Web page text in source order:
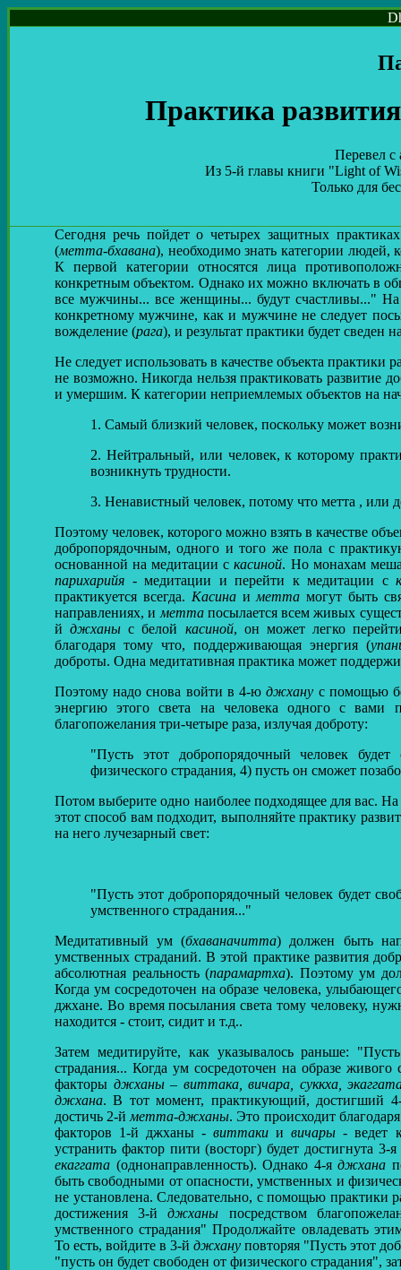
Практика
Перевeл с
Из 5-й главы книги "Light of
Только для
Сегодня речь пойдет о четырех защитных
(метта-бхавана), необходимо знать категории людей,
К первой категории относятся лица
конкретным объектом. Однако их можно включать в
все мужчины... все женщины... будут счастливы..."
конкретному мужчине, как и мужчине не следует
вожделение (рага), и результат практики будет сведен
Не следует использовать в качестве объекта
не возможно. Никогда нельзя практиковать
и умершим. К категории неприемлемых объектов на
1. Самый близкий человек, поскольку может
2. Нейтральный, или человек, к которому
возникнуть трудности.
3. Ненавистный человек, потому что метта , или
Поэтому человек, которого можно взять в качестве
добропорядочным, одного и того же пола с
основанной на медитации скасиной. Но монахам
парихарийя - медитации и перейти к медитации с
практикуется всегда. Касинаи метта могут быть
направлениях, и меттапосылается всем живых
йджханы с белой касиной, он может легко
благодаря тому что, поддерживающая энергия (
доброты. Одна медитативная практика может
Поэтому надо снова войти в 4-юджхану с помощью
энергию этого света на человека одного с вами
благопожелания три-четыре раза, излучая доброту:
"Пусть этот добропорядочный человек
физического страдания, 4) пусть он сможет
Потом выберите одно наиболее подходящее для вас.
этот способ вам подходит, выполняйте практику
на него лучезарный свет:
"Пусть этот добропорядочный человек будет
умственного страдания..."
Медитативный ум (бхаваначитта) должен быть
умственных страданий. В этой практике развития
абсолютная реальность (парамартха). Поэтому ум
Когда ум сосредоточен на образе человека,
джхане. Во время посылания света тому человеку,
находится - стоит, сидит и т.д..
Затем медитируйте, как указывалось раньше:
страдания... Когда ум сосредоточен на образе
факторы джханы– виттака, вичара, суккха,
джхана. В тот момент, практикующий, достигший
достичь 2-й метта-джханы. Это происходит
факторов 1-й джханы -виттаки ивичары - ведет
устранить фактор пити (восторг) будет достигнута
екаггата (однонаправленность). Однако 4-яджхана
быть свободными от опасности, умственных и
не установлена. Следовательно, с помощью практики
достижения 3-йджханы посредством
умственного страдания" Продолжайте овладевать
То есть, войдите в 3-й джхану повторяя "Пусть этот
"пусть он будет свободен от физического страдания",